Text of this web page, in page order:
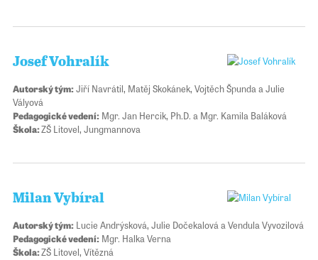
Josef Vohralík
Autorský tým:Jiří Navrátil, Matěj Skokánek, Vojtěch Špunda a Julie
Vályová
Pedagogické vedení: Mgr. Jan Hercik, Ph.D. a Mgr. Kamila Baláková
Škola:ZŠ Litovel, Jungmannova
Milan Vybíral
Autorský tým: Lucie Andrýsková, Julie Dočekalová a Vendula Vyvozilová
Pedagogické vedení: Mgr. Halka Verna
Škola:ZŠ Litovel, Vítězná